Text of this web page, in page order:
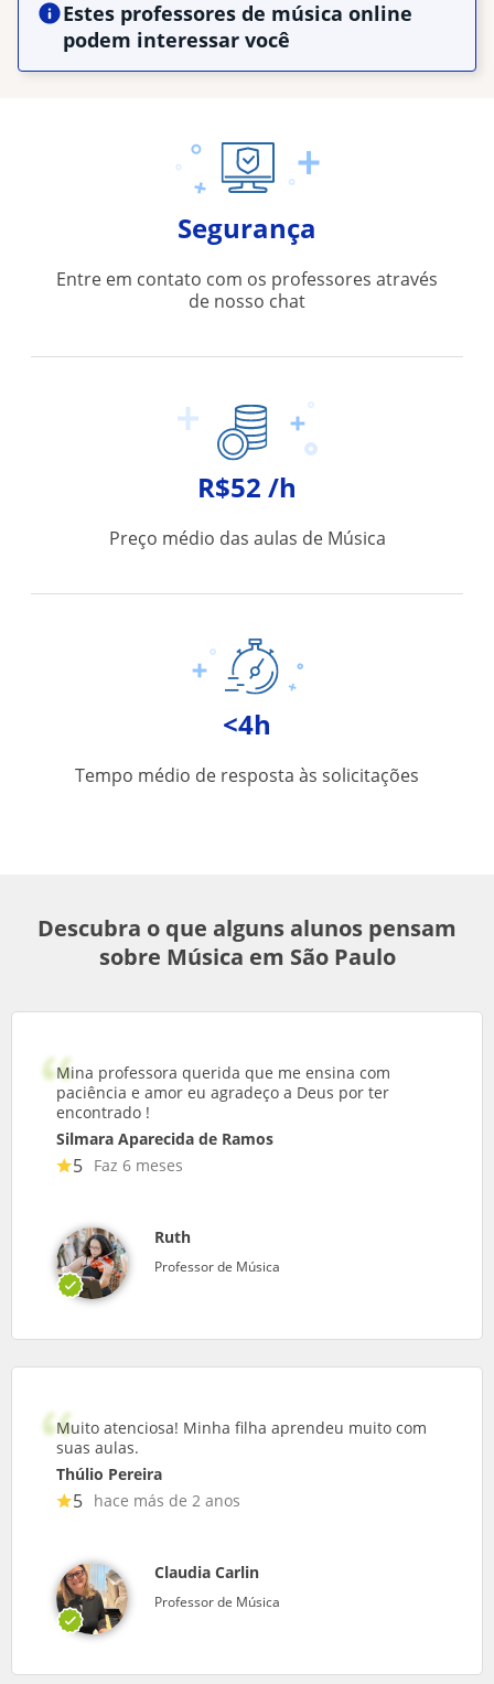
Estes professores de música online
podem interessar você
Segurança
Entre em contato com os professores através
de nosso chat
R$52 /h
Preço médio das aulas de Música
<4h
Tempo médio de resposta às solicitações
Descubra o que alguns alunos pensam
sobre Música em São Paulo
Mina professora querida que me ensina com
paciência e amor eu agradeço a Deus por ter
encontrado !
Silmara Aparecida de Ramos
5 Faz 6 meses
Ruth
Professor de Música
Muito atenciosa! Minha filha aprendeu muito com
suas aulas.
Thúlio Pereira
5 hace más de 2 anos
Claudia Carlin
Professor de Música